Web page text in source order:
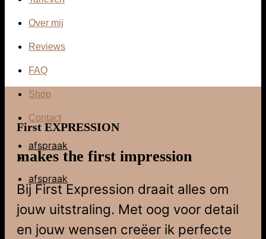
Over mij
Reviews
FAQ
Shop
Contact
afspraak
afspraak
First EXPRESSION
makes the first impression
Bij First Expression draait alles om
jouw uitstraling. Met oog voor detail
en jouw wensen creëer ik perfecte